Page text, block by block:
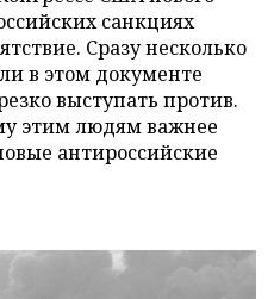
санкциях
Сразу несколько
в этом документе
выступать против.
этим людям важнее
антироссийские